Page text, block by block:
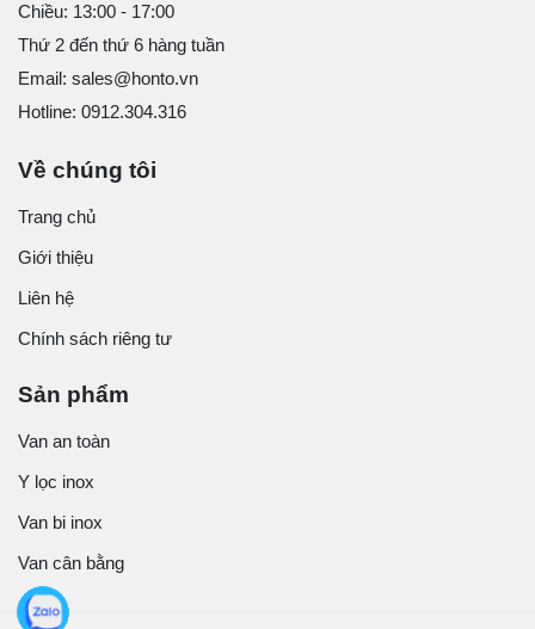
Chiều: 13:00 - 17:00
Thứ 2 đến thứ 6 hàng tuần
Email: sales@honto.vn
Hotline: 0912.304.316
Về chúng tôi
Trang chủ
Giới thiệu
Liên hệ
Chính sách riêng tư
Sản phẩm
Van an toàn
Y lọc inox
Van bi inox
Van cân bằng